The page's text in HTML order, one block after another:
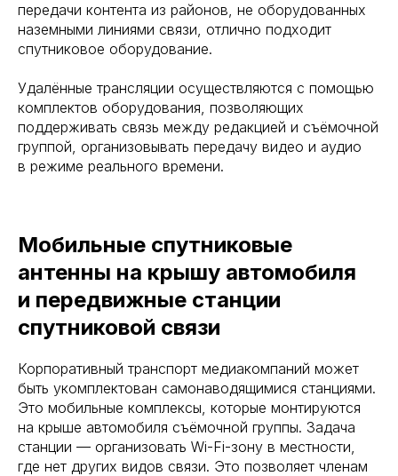
передачи контента из районов, не оборудованных
наземными линиями связи, отлично подходит
спутниковое оборудование.
Удалённые трансляции осуществляются с помощью
комплектов оборудования, позволяющих
поддерживать связь между редакцией и съёмочной
группой, организовывать передачу видео и аудио
в режиме реального времени.
Мобильные спутниковые
антенны на крышу автомобиля
и передвижные станции
спутниковой связи
Корпоративный транспорт медиакомпаний может
быть укомплектован самонаводящимися станциями.
Это мобильные комплексы, которые монтируются
на крыше автомобиля съёмочной группы. Задача
станции — организовать Wi-Fi-зону в местности,
где нет других видов связи. Это позволяет членам